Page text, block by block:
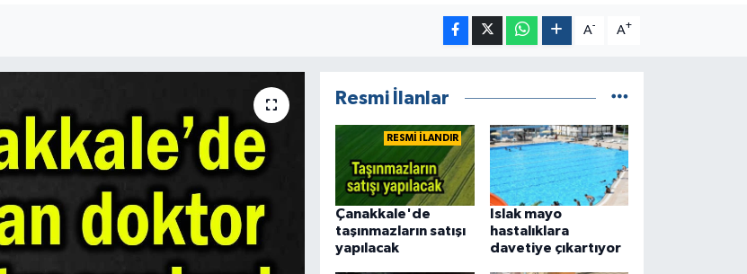
A- A+
Resmi İlanlar
RESMİ İLANDIR
Çanakkale'de
taşınmazların satışı
yapılacak
Islak mayo
hastalıklara
davetiye çıkartıyor